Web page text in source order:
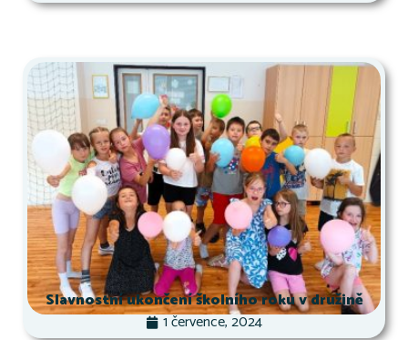
Slavnostní ukončení školního roku v družině
1 července, 2024